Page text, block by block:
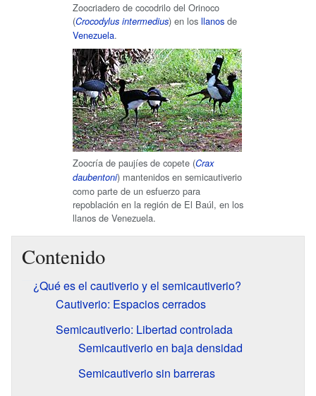
Zoocriadero de cocodrilo del Orinoco
(Crocodylus intermedius) en los llanos de
Venezuela.
Zoocría de paujíes de copete (Crax
daubentoni) mantenidos en semicautiverio
como parte de un esfuerzo para
repoblación en la región de El Baúl, en los
llanos de Venezuela.
Contenido
¿Qué es el cautiverio y el semicautiverio?
Cautiverio: Espacios cerrados
Semicautiverio: Libertad controlada
Semicautiverio en baja densidad
Semicautiverio sin barreras